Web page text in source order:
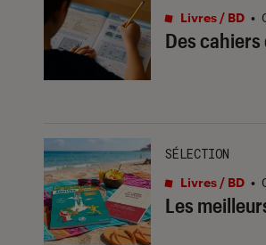
Des
Livres / BD •
Les
SÉLECTION
Livres / BD •